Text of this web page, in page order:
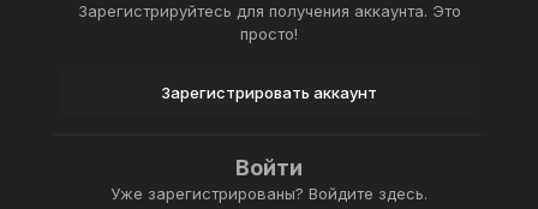
Зарегистрируйтесь для получения аккаунта. Это
просто!
Зарегистрировать аккаунт
Войти
Уже зарегистрированы? Войдите здесь.